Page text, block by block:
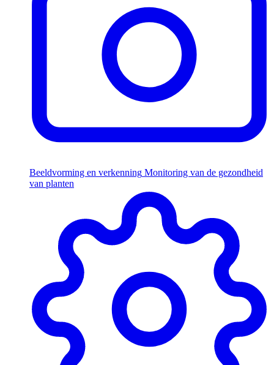
Beeldvorming en verkenning Monitoring van de gezondheid
van planten